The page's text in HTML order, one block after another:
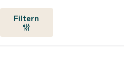
Filtern